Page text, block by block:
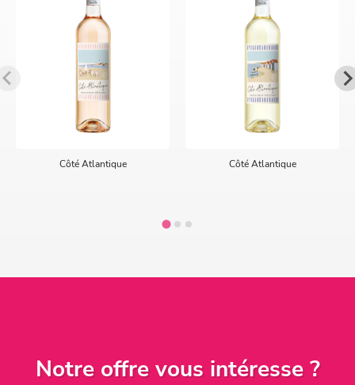
Côté Atlantique Côté Atlantique
Notre offre vous intéresse ?